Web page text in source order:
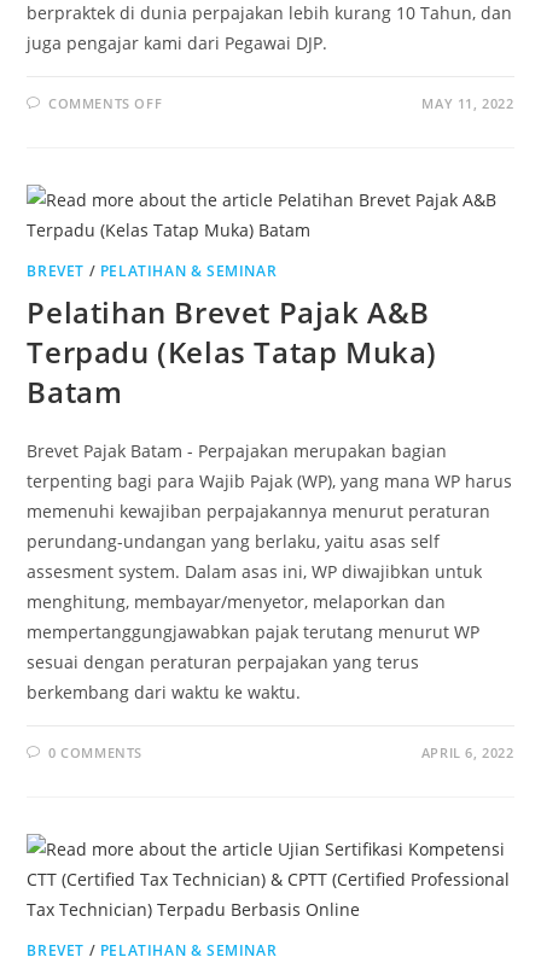
berpraktek di dunia perpajakan lebih kurang 10 Tahun, dan
juga pengajar kami dari Pegawai DJP.
COMMENTS OFF MAY 11, 2022
BREVET / PELATIHAN & SEMINAR
Pelatihan Brevet Pajak A&B
Terpadu (Kelas Tatap Muka)
Batam
Brevet Pajak Batam - Perpajakan merupakan bagian
terpenting bagi para Wajib Pajak (WP), yang mana WP harus
memenuhi kewajiban perpajakannya menurut peraturan
perundang-undangan yang berlaku, yaitu asas self
assesment system. Dalam asas ini, WP diwajibkan untuk
menghitung, membayar/menyetor, melaporkan dan
mempertanggungjawabkan pajak terutang menurut WP
sesuai dengan peraturan perpajakan yang terus
berkembang dari waktu ke waktu.
0 COMMENTS APRIL 6, 2022
BREVET / PELATIHAN & SEMINAR